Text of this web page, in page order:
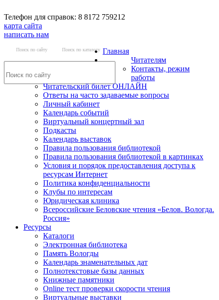
Телефон для справок: 8 8172 759212
карта сайта
написать нам
Поиск по сайту Поиск по каталогу Главная
Читателям
Контакты, режим
работы
Читательский билет ОНЛАЙН
Ответы на часто задаваемые вопросы
Личный кабинет
Календарь событий
Виртуальный концертный зал
Подкасты
Календарь выставок
Правила пользования библиотекой
Правила пользования библиотекой в картинках
Условия и порядок предоставления доступа к
ресурсам Интернет
Политика конфиденциальности
Клубы по интересам
Юридическая клиника
Всероссийские Беловские чтения «Белов. Вологда.
Россия»
Ресурсы
Каталоги
Электронная библиотека
Память Вологды
Календарь знаменательных дат
Полнотекстовые базы данных
Книжные памятники
Online тест проверки скорости чтения
Виртуальные выставки